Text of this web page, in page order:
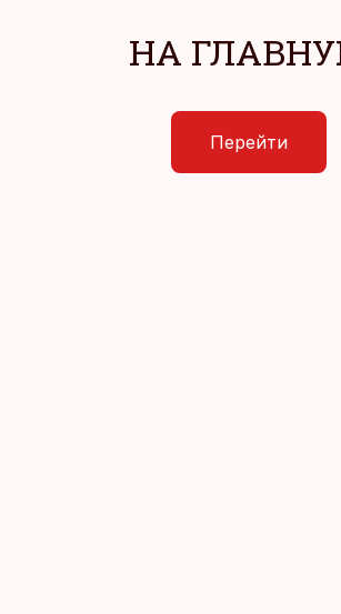
НА
Перейти